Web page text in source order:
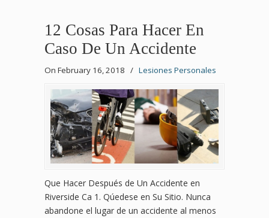
12 Cosas Para Hacer En
Caso De Un Accidente
On February 16, 2018 / Lesiones Personales
Que Hacer Después de Un Accidente en
Riverside Ca 1. Qúedese en Su Sitio. Nunca
abandone el lugar de un accidente al menos